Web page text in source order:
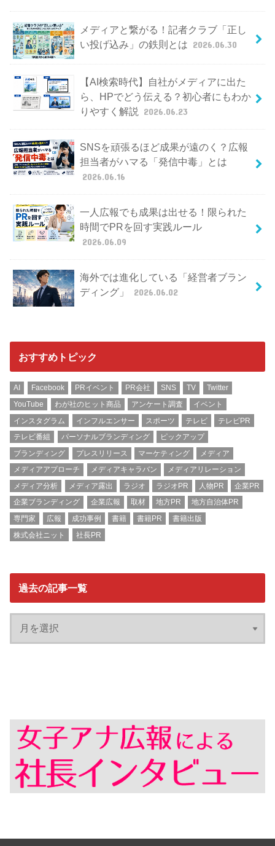
メディアと繋がる！記者クラブ「正し
い投げ込み」の鉄則とは 2026.06.30
【AI検索時代】自社がメディアに出た
ら、HPでどう伝える？初心者にもわか
りやすく解説
2026.06.23
SNSを頑張るほど成果が遠のく？広報
担当者がハマる「発信中毒」とは
2026.06.16
一人広報でも成果は出せる！限られた
時間でPRを回す実践ルール
2026.06.09
海外では進化している「経営者ブラン
ディング」
2026.06.02
おすすめトピック
AI Facebook PRイベント PR会社 SNS TV
Twitter
YouTube
わが社のヒット商品 アンケート調査
イベント
インスタグラム
インフルエンサー スポーツ テレビ
テレビPR
テレビ番組
パーソナルブランディング
ピックアップ
ブランディング
プレスリリース マーケティング
メディア
メディアアプローチ
メディアキャラバン
メディアリレーション
メディア分析
メディア露出 ラジオ ラジオPR 人物PR
企業PR
企業ブランディング
企業広報 取材 地方PR
地方自治体PR
専門家
広報 成功事例 書籍 書籍PR
書籍出版
株式会社ニット
社長PR
過去の記事一覧